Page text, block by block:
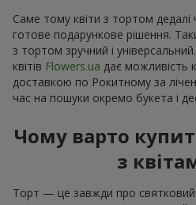
Саме тому квіти з тортом
готове подарункове рішення.
з тортом зручний і
квітів Flowers.ua дає можливість
доставкою по Рокитному за
час на пошуки окремо букета і
Чому варто
з
Торт — це завжди про святковий